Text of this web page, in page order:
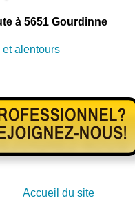
à 5651 Gourdinne
alentours
Accueil du site